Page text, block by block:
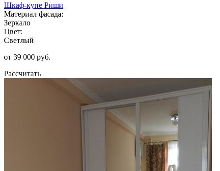
Шкаф-купе Риши
Материал фасада:
Зеркало
Цвет:
Светлый
от 39 000 руб.
Рассчитать